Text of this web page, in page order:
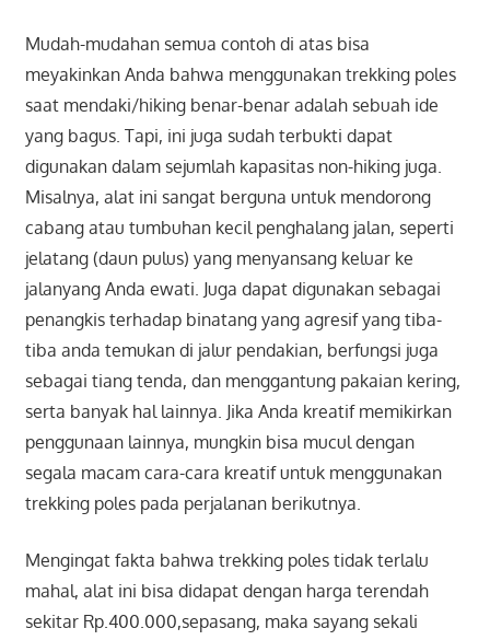
Mudah-mudahan semua contoh di atas bisa
meyakinkan Anda bahwa menggunakan trekking poles
saat mendaki/hiking benar-benar adalah sebuah ide
yang bagus. Tapi, ini juga sudah terbukti dapat
digunakan dalam sejumlah kapasitas non-hiking juga.
Misalnya, alat ini sangat berguna untuk mendorong
cabang atau tumbuhan kecil penghalang jalan, seperti
jelatang (daun pulus) yang menyansang keluar ke
jalanyang Anda ewati. Juga dapat digunakan sebagai
penangkis terhadap binatang yang agresif yang tiba-
tiba anda temukan di jalur pendakian, berfungsi juga
sebagai tiang tenda, dan menggantung pakaian kering,
serta banyak hal lainnya. Jika Anda kreatif memikirkan
penggunaan lainnya, mungkin bisa mucul dengan
segala macam cara-cara kreatif untuk menggunakan
trekking poles pada perjalanan berikutnya.
Mengingat fakta bahwa trekking poles tidak terlalu
mahal, alat ini bisa didapat dengan harga terendah
sekitar Rp.400.000,sepasang, maka sayang sekali